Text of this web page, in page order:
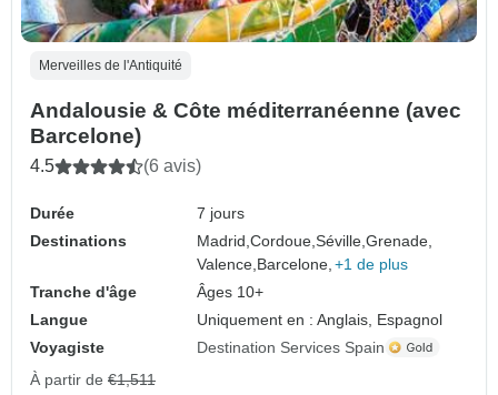
Merveilles de l'Antiquité
Andalousie & Côte méditerranéenne (avec
Barcelone)
4.5 (6 avis)
Durée
7 jours
Destinations
Madrid,Cordoue,Séville,Grenade,
Valence, Barcelone, +1 de plus
Tranche d'âge
Âges 10+
Langue
Uniquement en : Anglais, Espagnol
Voyagiste
Destination Services Spain
À partir de €1,511